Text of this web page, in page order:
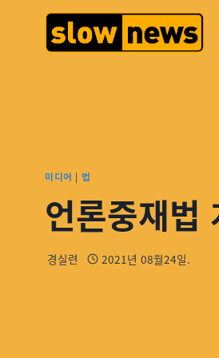
미디어 | 법
언론중재법
경실련 2021년 08월24일.